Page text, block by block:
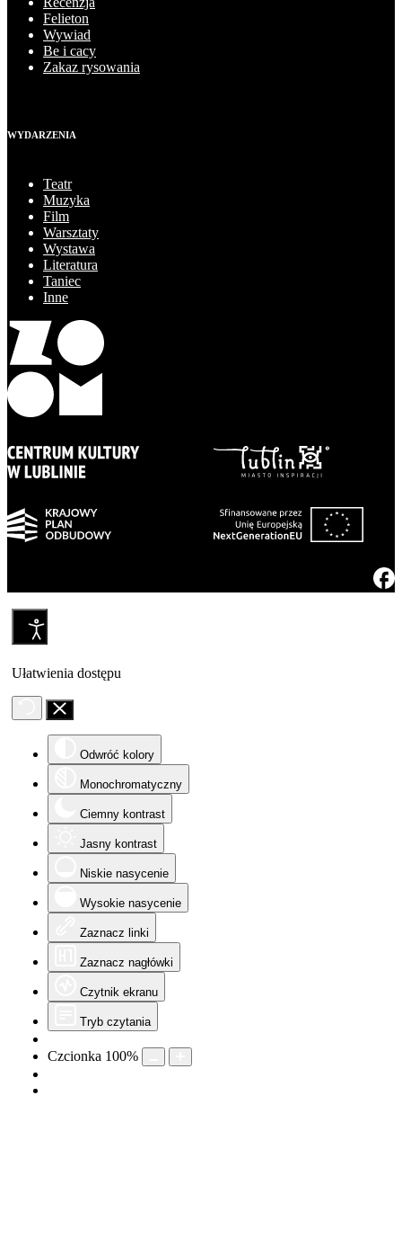
Felieton
Wywiad
Be i cacy
Zakaz rysowania
WYDARZENIA
Teatr
Muzyka
Film
Warsztaty
Wystawa
Literatura
Taniec
Inne
Ułatwienia dostępu
Odwróć kolory
Monochromatyczny
Ciemny kontrast
Jasny kontrast
Niskie nasycenie
Wysokie nasycenie
Zaznacz linki
Zaznacz nagłówki
Czytnik ekranu
Tryb czytania
Czcionka 100%